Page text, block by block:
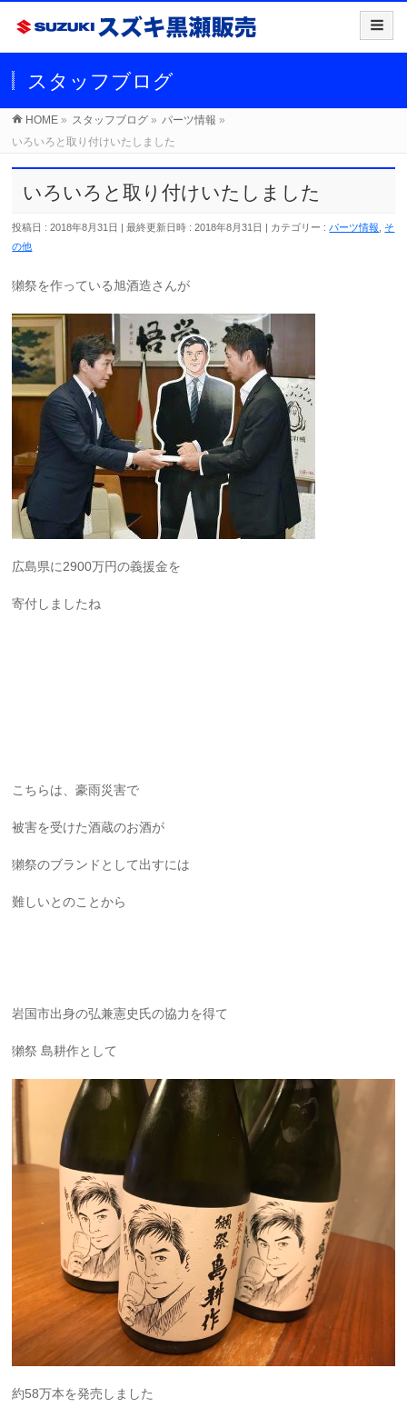
スタッフブログ
HOME » スタッフブログ » パーツ情報 »
いろいろと取り付けいたしました
いろいろと取り付けいたしました
投稿日 : 2018年8月31日 最終更新日時 : 2018年8月31日 カテゴリー : パーツ情報
そ
の他
獺祭を作っている旭酒造さんが
広島県に2900万円の義援金を
寄付しましたね
こちらは、豪雨災害で
被害を受けた酒蔵のお酒が
獺祭のブランドとして出すには
難しいとのことから
岩国市出身の弘兼憲史氏の協力を得て
獺祭 島耕作として
約58万本を発売しました